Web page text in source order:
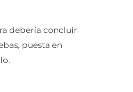
debería concluir
puesta en